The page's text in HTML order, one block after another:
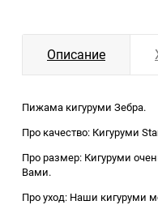
Описание
Пижама кигуруми Зебра.
Про качество: Кигуруми
Про размер: Кигуруми
Вами.
Про уход: Наши кигуруми